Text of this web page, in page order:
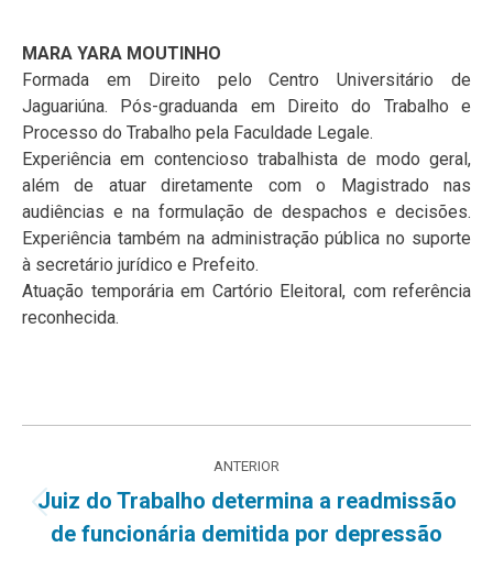
MARA YARA MOUTINHO
Formada em Direito pelo Centro Universitário de
Jaguariúna. Pós-graduanda em Direito do Trabalho e
Processo do Trabalho pela Faculdade Legale.
Experiência em contencioso trabalhista de modo geral,
além de atuar diretamente com o Magistrado nas
audiências e na formulação de despachos e decisões.
Experiência também na administração pública no suporte
à secretário jurídico e Prefeito.
Atuação temporária em Cartório Eleitoral, com referência
reconhecida.
de
post:
ANTERIOR
Post
anterior:
Juiz do Trabalho determina a readmissão
de funcionária demitida por depressão